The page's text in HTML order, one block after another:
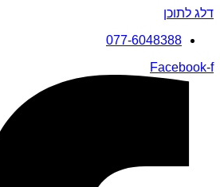
דלג לתוכן
077-6048388
Facebook-f